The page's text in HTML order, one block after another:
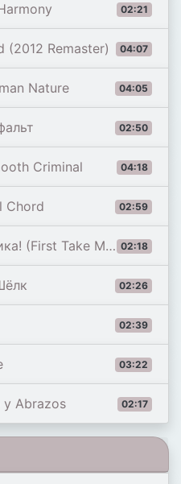
02:21
04:07
(2012 Remaster)
04:05
Nature
02:50
04:18
Criminal
02:59
Chord
02:18
Take Master)
02:26
02:39
03:22
02:17
y Abrazos